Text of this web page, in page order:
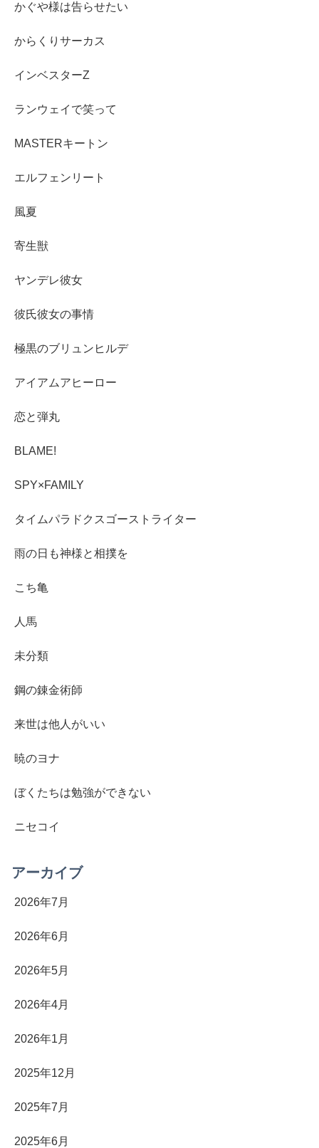
かぐや様は告らせたい
からくりサーカス
インベスターZ
ランウェイで笑って
MASTERキートン
エルフェンリート
風夏
寄生獣
ヤンデレ彼女
彼氏彼女の事情
極黒のブリュンヒルデ
アイアムアヒーロー
恋と弾丸
BLAME!
SPY×FAMILY
タイムパラドクスゴーストライター
雨の日も神様と相撲を
こち亀
人馬
未分類
鋼の錬金術師
来世は他人がいい
暁のヨナ
ぼくたちは勉強ができない
ニセコイ
アーカイブ
2026年7月
2026年6月
2026年5月
2026年4月
2026年1月
2025年12月
2025年7月
2025年6月